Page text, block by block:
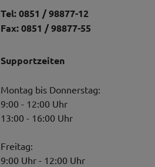
Tel: 0851 / 98877-12
Fax: 0851 / 98877-55
Supportzeiten
Montag bis Donnerstag:
9:00 - 12:00 Uhr
13:00 - 16:00 Uhr
Freitag:
9:00 Uhr - 12:00 Uhr